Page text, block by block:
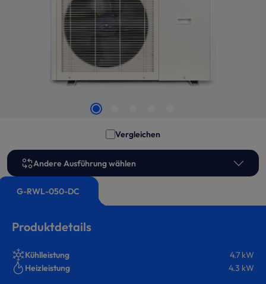
Vergleichen
G-RWL-050-DC
Andere Ausführung wählen
Produktdetails
Kühlleistung
4.7 kW
Heizleistung
4.3 kW